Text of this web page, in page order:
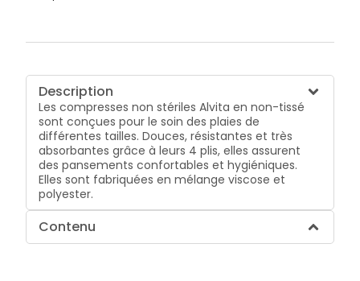
Description
Les compresses non stériles Alvita en non-tissé
sont conçues pour le soin des plaies de
différentes tailles. Douces, résistantes et très
absorbantes grâce à leurs 4 plis, elles assurent
des pansements confortables et hygiéniques.
Elles sont fabriquées en mélange viscose et
polyester.
Contenu